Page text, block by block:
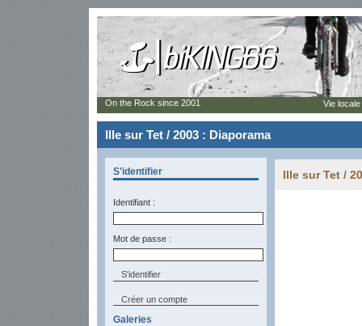
Ille sur Tet / 2003 : Diaporama
S'identifier
Identifiant :
Mot de passe :
Créer un compte
Galeries
Ille sur Tet /
On the Rock since 2001 Vie